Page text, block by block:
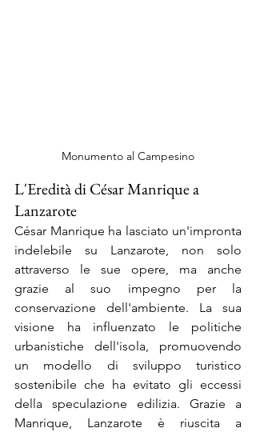
Monumento al Campesino
L'Eredità di César Manrique a
Lanzarote
César Manrique ha lasciato un'impronta
indelebile su Lanzarote, non solo
attraverso le sue opere, ma anche
grazie al suo impegno per la
conservazione dell'ambiente. La sua
visione ha influenzato le politiche
urbanistiche dell'isola, promuovendo
un modello di sviluppo turistico
sostenibile che ha evitato gli eccessi
della speculazione edilizia. Grazie a
Manrique, Lanzarote è riuscita a